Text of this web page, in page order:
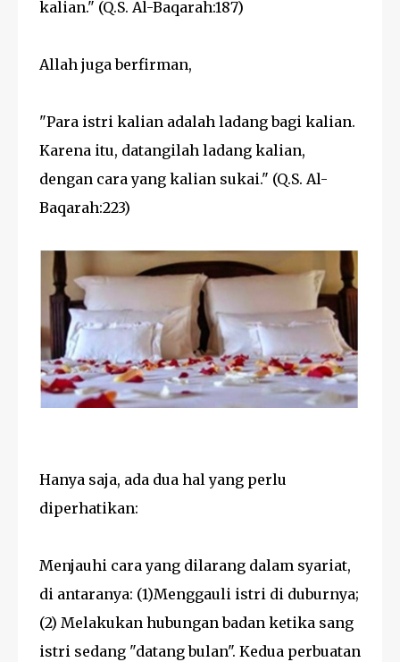
kalian." (Q.S. Al-Baqarah:187)
Allah juga berfirman,
"Para istri kalian adalah ladang bagi kalian.
Karena itu, datangilah ladang kalian,
dengan cara yang kalian sukai." (Q.S. Al-
Baqarah:223)
Hanya saja, ada dua hal yang perlu
diperhatikan:
Menjauhi cara yang dilarang dalam syariat,
di antaranya: (1)Menggauli istri di duburnya;
(2) Melakukan hubungan badan ketika sang
istri sedang "datang bulan". Kedua perbuatan